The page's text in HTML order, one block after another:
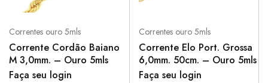
Correntes ouro 5mls
Corrente Cordão Baiano
M 3,0mm. – Ouro 5mls
Faça seu login
Correntes ouro 5mls
Corrente Elo Port. Grossa
6,0mm. 50cm. – Ouro 5mls
Faça seu login